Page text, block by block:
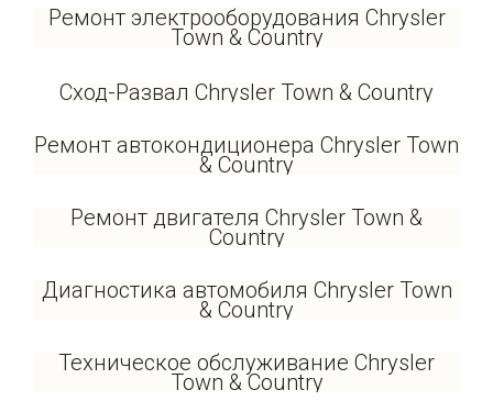
Ремонт электрооборудования Chrysler
Town & Country
Сход-Развал Chrysler Town & Country
Ремонт автокондиционера Chrysler Town
& Country
Ремонт двигателя Chrysler Town &
Country
Диагностика автомобиля Chrysler Town
& Country
Техническое обслуживание Chrysler
Town & Country